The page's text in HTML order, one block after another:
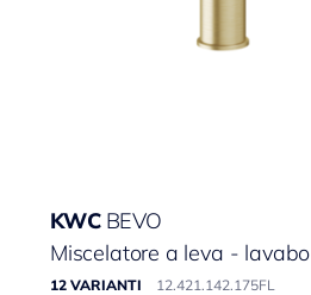
KWC BEVO
Miscelatore a leva - lavabo
12 VARIANTI 12.421.142.175FL